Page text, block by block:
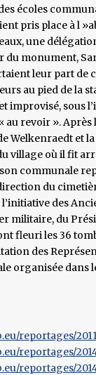
écoles
pris place à l
une
du monument,
leur part de
au pied de la
improvisé, sous
au revoir ».
Welkenraedt et
village où il fit
communale
du
des
militaire, du
fleuri les 36
des
organisée dans
reportages/
reportages/
reportages/